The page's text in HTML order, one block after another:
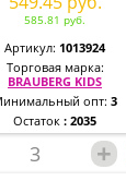
585.81 руб.
Артикул: 1013924
Торговая марка:
BRAUBERG KIDS
опт: 3
Остаток : 2035
+